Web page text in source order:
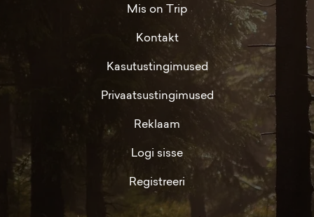
Mis on Trip
Kontakt
Kasutustingimused
Privaatsustingimused
Reklaam
Logi sisse
Registreeri